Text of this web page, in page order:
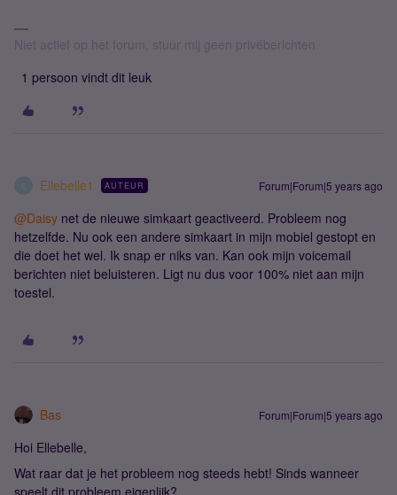
Niet actief op het forum, stuur mij geen privéberichten
1 persoon vindt dit leuk
Ellebelle1 AUTEUR Forum|Forum|5 years ago
@Daisy net de nieuwe simkaart geactiveerd. Probleem nog
hetzelfde. Nu ook een andere simkaart in mijn mobiel gestopt en
die doet het wel. Ik snap er niks van. Kan ook mijn voicemail
berichten niet beluisteren. Ligt nu dus voor 100% niet aan mijn
toestel.
Bas Forum|Forum|5 years ago
Hoi Ellebelle,
Wat raar dat je het probleem nog steeds hebt! Sinds wanneer
speelt dit probleem eigenlijk?